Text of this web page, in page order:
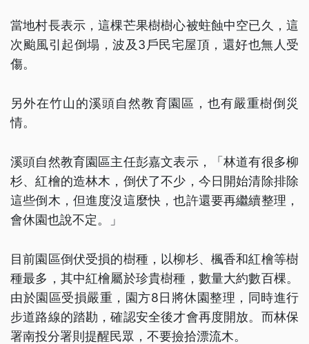
當地村長表示，這棵芒果樹樹心被蛀蝕中空已久，這
次颱風引起倒塌，波及3戶民宅屋頂，還好也無人受
傷。
另外在竹山的溪頭自然教育園區，也有嚴重樹倒災
情。
溪頭自然教育園區主任彭嘉文表示，「林道有很多柳
杉、紅檜的造林木，倒伏了不少，今日開始清除排除
這些倒木，但進度沒這麼快，也許還要再繼續整理，
會休園也說不定。」
目前園區倒伏受損的樹種，以柳杉、楓香和紅檜等樹
種最多，其中紅檜屬於珍貴樹種，數量大約數百棵。
由於園區受損嚴重，園方8日將休園整理，同時進行
步道路線的踏勘，確認安全後才會再度開放。而林保
署南投分署則提醒民眾，不要撿拾漂流木。